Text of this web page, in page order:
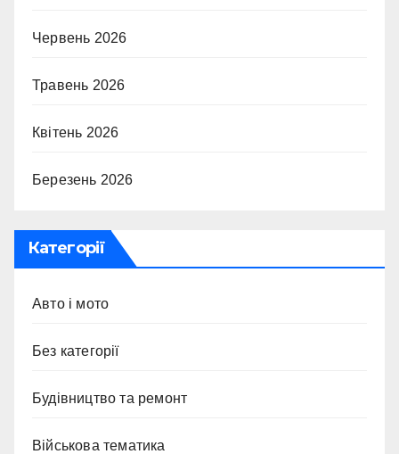
Червень 2026
Травень 2026
Квітень 2026
Березень 2026
Категорії
Авто і мото
Без категорії
Будівництво та ремонт
Військова тематика